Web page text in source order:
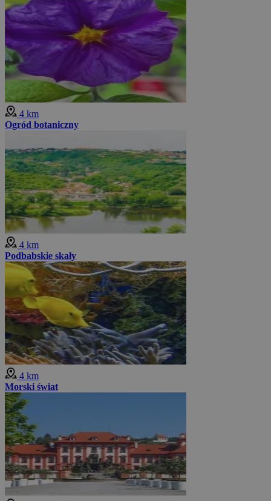
4 km
Ogród botaniczny
4 km
Podbabskie skały
4 km
Morski świat